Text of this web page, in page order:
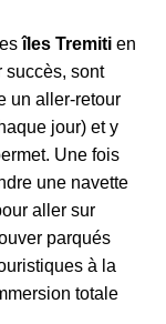
îles Tremitien
succès, sont
un aller-retour
jour) et y
Une fois
une navette
aller sur
parqués
à la
totale